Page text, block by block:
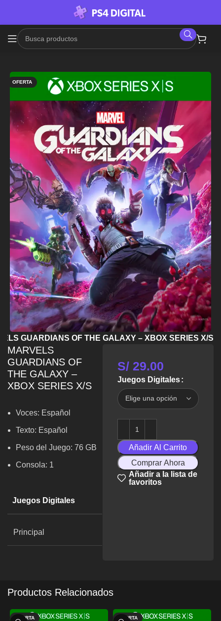
OFERTA
GUARDIANS OF THE GALAXY – XBOX SERIES X/S
MARVELS
GUARDIANS OF
THE GALAXY –
XBOX SERIES X/S
Voces: Español
Texto: Español
Peso del Juego: 76 GB
Consola: 1
Juegos Digitales
Principal
S/29.00
Juegos Digitales
Añadir Al Carrito
Comprar Ahora
Añadir a la lista de
favoritos
Productos Relacionados
OFERTA
OFERTA